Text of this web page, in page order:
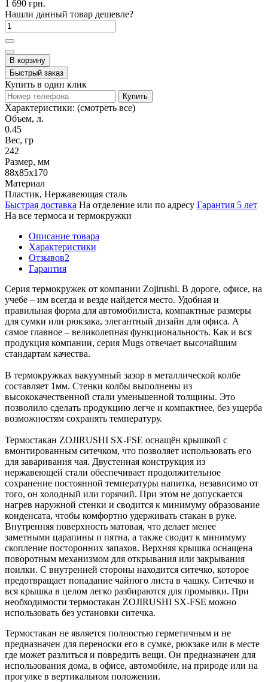
1 690 грн.
Нашли данный товар дешевле?
В корзину
Быстрый заказ
Купить в один клик
Купить
Характеристики: (смотреть все)
Объем, л.
0.45
Вес, гр
242
Размер, мм
88х85х170
Материал
Пластик, Нержавеющая сталь
Быстрая доставка На отделение или по адресу Гарантия 5 лет
На все термоса и термокружки
Описание товара
Характеристики
Отзывов2
Гарантия
Серия термокружек от компании Zojirushi. В дороге, офисе, на
учебе – им всегда и везде найдется место. Удобная и
правильная форма для автомобилиста, компактные размеры
для сумки или рюкзака, элегантный дизайн для офиса. А
самое главное – великолепная функциональность. Как и вся
продукция компании, серия Mugs отвечает высочайшим
стандартам качества.
В термокружках вакуумный зазор в металлической колбе
составляет 1мм. Стенки колбы выполнены из
высококачественной стали уменьшенной толщины. Это
позволило сделать продукцию легче и компактнее, без ущерба
возможностям сохранять температуру.
Термостакан ZOJIRUSHI SX-FSE оснащён крышкой с
вмонтированным ситечком, что позволяет использовать его
для заваривания чая. Двустенная конструкция из
нержавеющей стали обеспечивает продолжительное
сохранение постоянной температуры напитка, независимо от
того, он холодный или горячий. При этом не допускается
нагрев наружной стенки и сводится к минимуму образование
конденсата, чтобы комфортно удерживать стакан в руке.
Внутренняя поверхность матовая, что делает менее
заметными царапины и пятна, а также сводит к минимуму
скопление посторонних запахов. Верхняя крышка оснащена
поворотным механизмом для открывания или закрывания
поилки. С внутренней стороны находится ситечко, которое
предотвращает попадание чайного листа в чашку. Ситечко и
вся крышка в целом легко разбираются для промывки. При
необходимости термостакан ZOJIRUSHI SX-FSE можно
использовать без установки ситечка.
Термостакан не является полностью герметичным и не
предназначен для переноски его в сумке, рюкзаке или в месте
где может разлиться и повредить вещи. Он предназначен для
использования дома, в офисе, автомобиле, на природе или на
прогулке в вертикальном положении.